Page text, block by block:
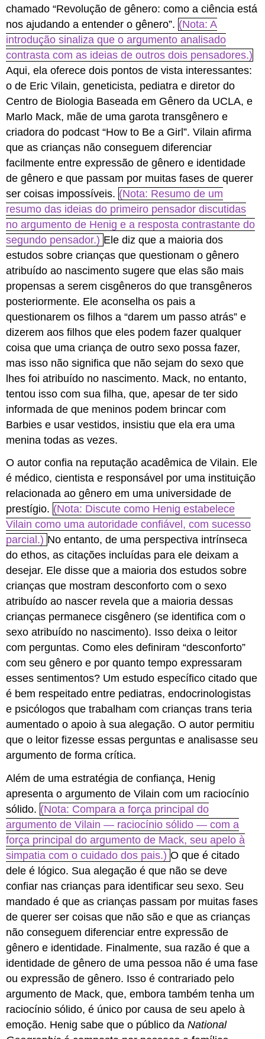
chamado “Revolução de gênero: como a ciência está
nos ajudando a entender o gênero”. (Nota: A
introdução sinaliza que o argumento analisado
contrasta com as ideias de outros dois pensadores.)
Aqui, ela oferece dois pontos de vista interessantes:
o de Eric Vilain, geneticista, pediatra e diretor do
Centro de Biologia Baseada em Gênero da UCLA, e
Marlo Mack, mãe de uma garota transgênero e
criadora do podcast “How to Be a Girl”. Vilain afirma
que as crianças não conseguem diferenciar
facilmente entre expressão de gênero e identidade
de gênero e que passam por muitas fases de querer
ser coisas impossíveis. (Nota: Resumo de um
resumo das ideias do primeiro pensador discutidas
no argumento de Henig e a resposta contrastante do
segundo pensador.) Ele diz que a maioria dos
estudos sobre crianças que questionam o gênero
atribuído ao nascimento sugere que elas são mais
propensas a serem cisgêneros do que transgêneros
posteriormente. Ele aconselha os pais a
questionarem os filhos a “darem um passo atrás” e
dizerem aos filhos que eles podem fazer qualquer
coisa que uma criança de outro sexo possa fazer,
mas isso não significa que não sejam do sexo que
lhes foi atribuído no nascimento. Mack, no entanto,
tentou isso com sua filha, que, apesar de ter sido
informada de que meninos podem brincar com
Barbies e usar vestidos, insistiu que ela era uma
menina todas as vezes.
O autor confia na reputação acadêmica de Vilain. Ele
é médico, cientista e responsável por uma instituição
relacionada ao gênero em uma universidade de
prestígio. (Nota: Discute como Henig estabelece
Vilain como uma autoridade confiável, com sucesso
parcial.) No entanto, de uma perspectiva intrínseca
do ethos, as citações incluídas para ele deixam a
desejar. Ele disse que a maioria dos estudos sobre
crianças que mostram desconforto com o sexo
atribuído ao nascer revela que a maioria dessas
crianças permanece cisgênero (se identifica com o
sexo atribuído no nascimento). Isso deixa o leitor
com perguntas. Como eles definiram “desconforto”
com seu gênero e por quanto tempo expressaram
esses sentimentos? Um estudo específico citado que
é bem respeitado entre pediatras, endocrinologistas
e psicólogos que trabalham com crianças trans teria
aumentado o apoio à sua alegação. O autor permitiu
que o leitor fizesse essas perguntas e analisasse seu
argumento de forma crítica.
Além de uma estratégia de confiança, Henig
apresenta o argumento de Vilain com um raciocínio
sólido. (Nota: Compara a força principal do
argumento de Vilain — raciocínio sólido — com a
força principal do argumento de Mack, seu apelo à
simpatia com o cuidado dos pais.) O que é citado
dele é lógico. Sua alegação é que não se deve
confiar nas crianças para identificar seu sexo. Seu
mandado é que as crianças passam por muitas fases
de querer ser coisas que não são e que as crianças
não conseguem diferenciar entre expressão de
gênero e identidade. Finalmente, sua razão é que a
identidade de gênero de uma pessoa não é uma fase
ou expressão de gênero. Isso é contrariado pelo
argumento de Mack, que, embora também tenha um
raciocínio sólido, é único por causa de seu apelo à
emoção. Henig sabe que o público daNational